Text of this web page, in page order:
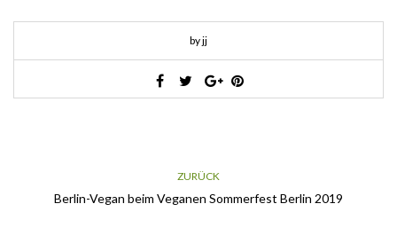
by jj
ZURÜCK
Berlin-Vegan beim Veganen Sommerfest Berlin 2019